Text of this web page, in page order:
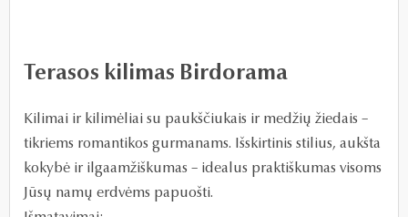
Terasos kilimas Birdorama
Kilimai ir kilimėliai su paukščiukais ir medžių žiedais –
tikriems romantikos gurmanams. Išskirtinis stilius, aukšta
kokybė ir ilgaamžiškumas – idealus praktiškumas visoms
Jūsų namų erdvėms papuošti.